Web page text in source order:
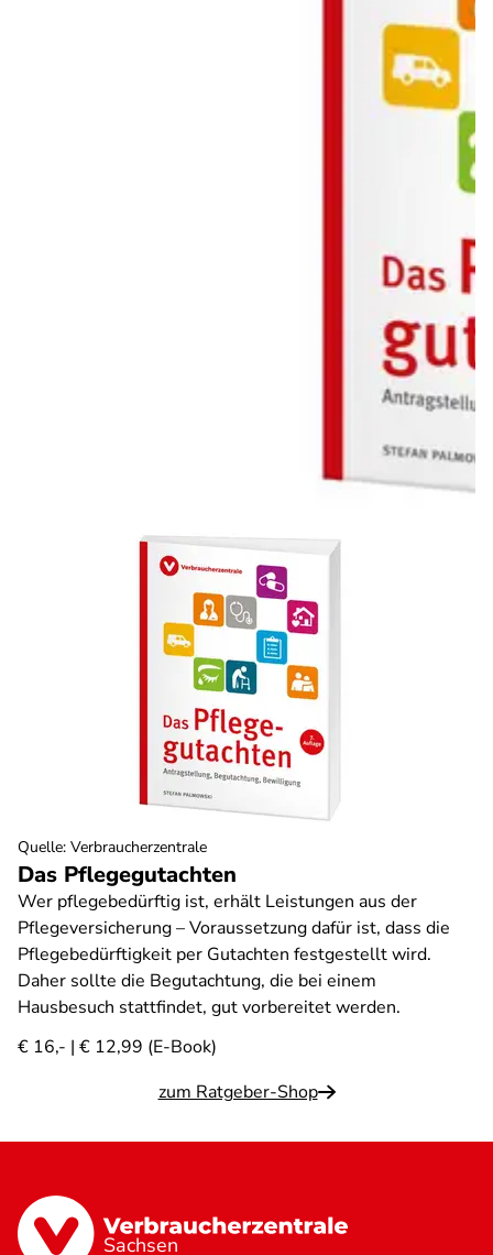
Das Pflegegutachten
Wer pflegebedürftig ist, erhält Leistungen aus der
Pflegeversicherung – Voraussetzung dafür ist, dass die
Pflegebedürftigkeit per Gutachten festgestellt wird.
Daher sollte die Begutachtung, die bei einem
Hausbesuch stattfindet, gut vorbereitet werden.
€ 16,- | € 12,99 (E-Book)
zum Ratgeber-Shop
Quelle: Verbraucherzentrale
Sachsen